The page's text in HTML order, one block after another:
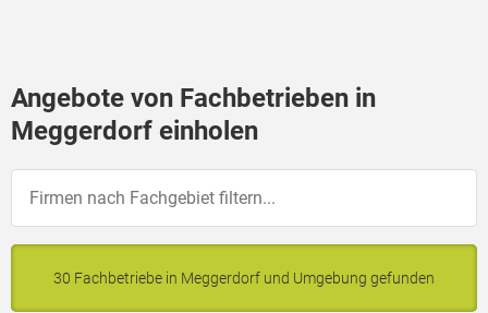
Angebote von Fachbetrieben in
Meggerdorf einholen
30 Fachbetriebe in Meggerdorf und Umgebung gefunden